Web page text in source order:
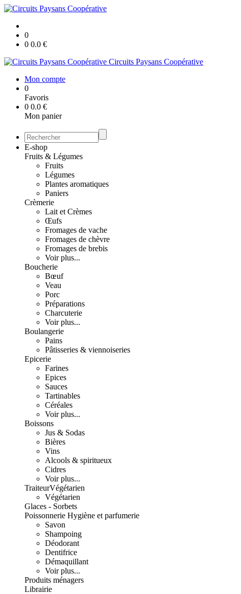
0
0 0.0 €
Circuits Paysans Coopérative
Mon compte
0
Favoris
0 0.0 €
Mon panier
E-shop
Fruits & Légumes
Fruits
Légumes
Plantes aromatiques
Paniers
Crèmerie
Lait et Crèmes
Œufs
Fromages de vache
Fromages de chèvre
Fromages de brebis
Voir plus...
Boucherie
Bœuf
Veau
Porc
Préparations
Charcuterie
Voir plus...
Boulangerie
Pains
Pâtisseries & viennoiseries
Epicerie
Farines
Epices
Sauces
Tartinables
Céréales
Voir plus...
Boissons
Jus & Sodas
Bières
Vins
Alcools & spiritueux
Cidres
Voir plus...
TraiteurVégétarien
Végétarien
Glaces - Sorbets
Poissonnerie Hygiène et parfumerie
Savon
Shampoing
Déodorant
Dentifrice
Démaquillant
Voir plus...
Produits ménagers
Librairie